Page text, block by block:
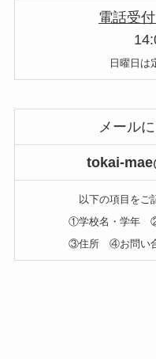
電話受
日曜日は
メール
tokai-
以下の項目をご
①学校名・学年 ②
③住所 ④お問い合